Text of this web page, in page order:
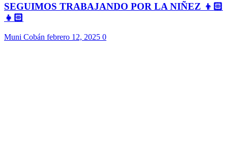
SEGUIMOS TRABAJANDO POR LA NIÑEZ 👦🏻
👧🏻
Muni Cobán febrero 12, 2025 0